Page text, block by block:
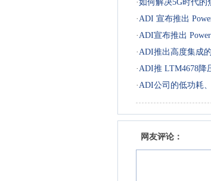
·如何解决5G时代的
·ADI 宣布推出
·ADI宣布推出
·ADI推出高度集成
·ADI推 LTM4678降
·ADI公司的低功耗
网友评论：